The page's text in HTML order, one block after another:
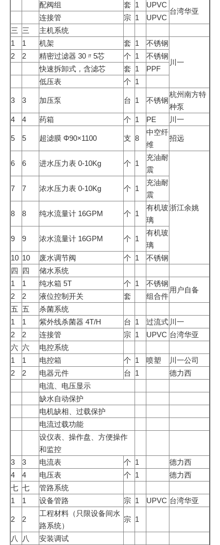
配阀组 套 1 UPVC
台湾华亚
连接管 宗 1
UPVC
三 三
主机系统
1
1 机架 套 1 不锈钢
川一
2 2 精密过滤器 30〃5芯 个 1
不锈钢
快速拆卸式，含滤芯
套 1
PPF
低压表
个 1
3 3 加压泵 台 1 不锈钢
杭州南方特
种泵
4
4 药箱 个 1 PE 川一
5 5 超滤膜 Φ90×1100 支 8
中空纤
维
招远
6 6 进水压力表 0-10Kg 个 1
充油耐
震
浙江余姚
7 7 浓水压力表 0-10Kg 个 1
充油耐
震
8 8 纯水流量计 16GPM 个 1
有机玻
璃
9 9 浓水流量计 16GPM 个 1
有机玻
璃
10 10 废水调节阀 个 1
不锈钢
四 四
储水系统
1
1 纯水箱 5T 个 1 不锈钢
用户自备
2 2 液位控制开关 套
组合件
五 五
杀菌系统
1
1 紫外线杀菌器 4T/H 台 1 过流式 川一
2
2 连接管 宗 1 UPVC 台湾华亚
六 六
电控系统
1
1 电控箱 个 1 喷塑
川一公司
2
2 电器元件 台 1
德力西
电流、电压显示
缺水自动保护
电机缺相、过载保护
电流过载功能
设仪表、操作盘、方便操作
和监控
3
3 电流表 个 1
德力西
4
4 电压表 个 1
德力西
七 七
管路系统
1
1 设备管路 宗 1 UPVC 台湾华亚
2 2
工程材料（只限设备间水
路系统）
宗 1
八 八 安装调试